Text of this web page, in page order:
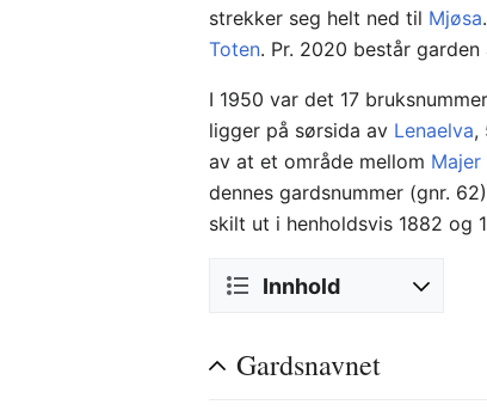
strekker seg helt ned til Mjøsa
Toten. Pr. 2020 består
I 1950 var det 17
ligger på sørsida av Lenaelva,
av at et område mellom Majer
dennes gardsnummer (gnr.
skilt ut i henholdsvis 1882 og
Innhold
Gardsnavnet